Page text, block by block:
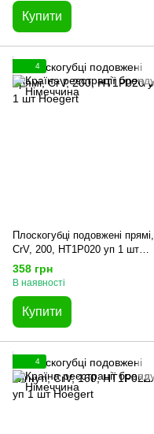
Купити
4
Плоскогубці подовжені прямі,
CrV, 200, HT1P020 уп 1 шт
Hoegert
358 грн
В наявності
Купити
4